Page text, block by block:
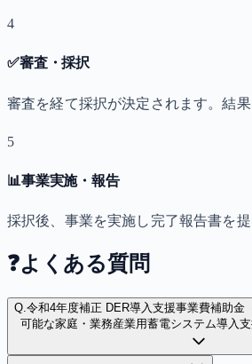
4
✅審査・採択
審査を経て採択が決定されます。結果
5
📊事業実施・報告
採択後、事業を実施し完了報告書を提
❓よくある質問
Q.令和4年度補正 DER導入支援事業費補助金
可能な家庭・業務産業用蓄電システム導入